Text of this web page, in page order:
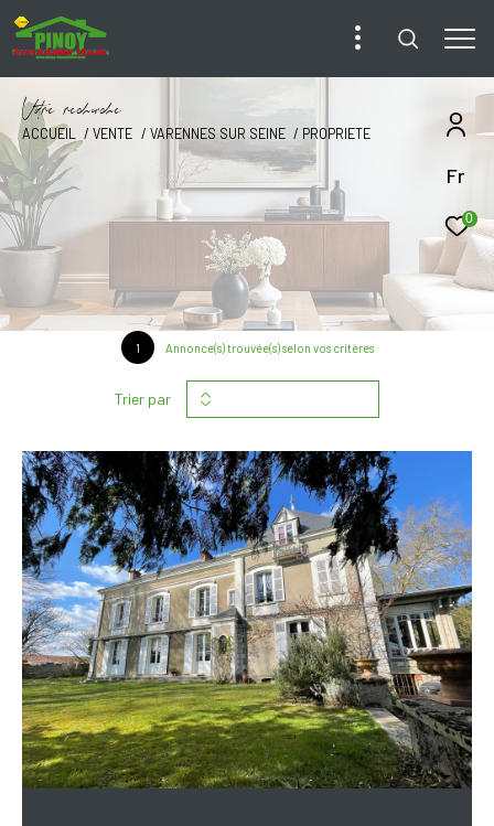
Fr
0
Vore recece
ACCUEIL VENTE VARENNES SUR SEINE PROPRIETE
1 Annonce(s) trouvée(s) selon vos critères
Trier par